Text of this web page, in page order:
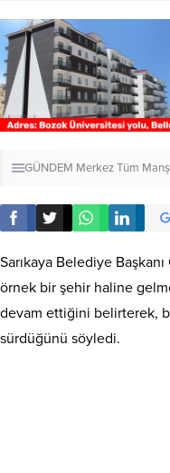
GÜNDEM MerkezTüm
Sarıkaya Belediye
örnek bir şehir haline
devam ettiğini belirterek,
sürdüğünü söyledi.